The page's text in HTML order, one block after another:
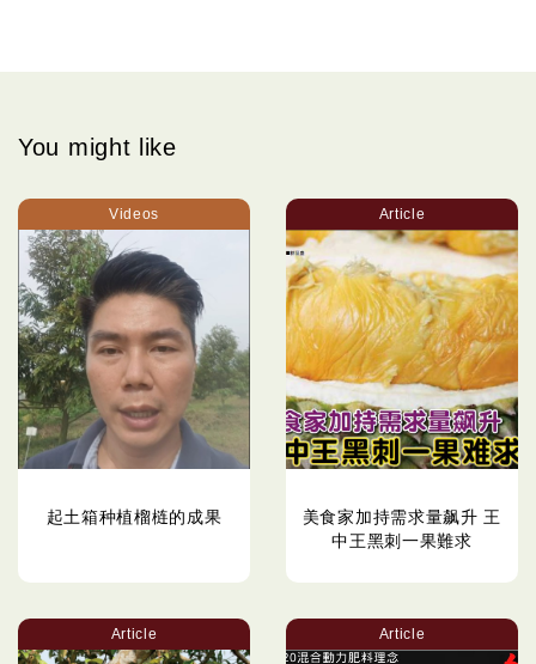
You might like
Videos
起土箱种植榴梿的成果
Article
美食家加持需求量飙升 王
中王黑刺一果難求
Article Article